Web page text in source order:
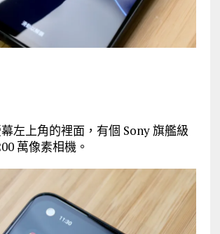
左上角的裡面，有個 Sony 旗艦級
萬像素相機。